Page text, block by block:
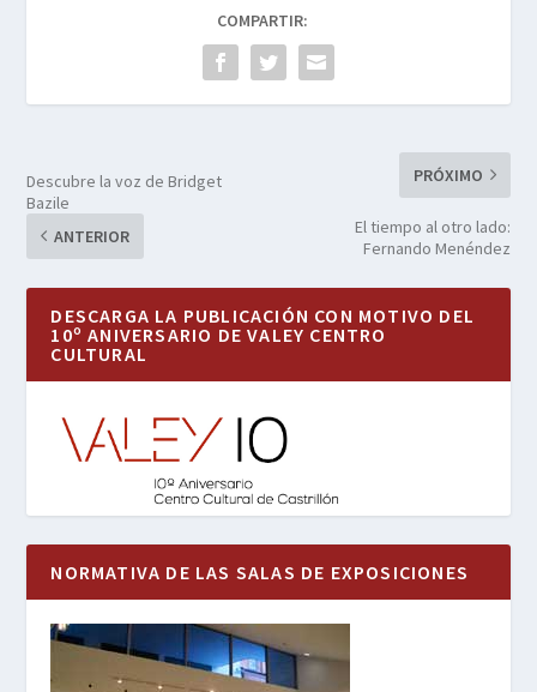
COMPARTIR:
Descubre la voz de Bridget
Bazile
ANTERIOR
PRÓXIMO
El tiempo al otro lado:
Fernando Menéndez
DESCARGA LA PUBLICACIÓN CON MOTIVO DEL
10º ANIVERSARIO DE VALEY CENTRO
CULTURAL
NORMATIVA DE LAS SALAS DE EXPOSICIONES